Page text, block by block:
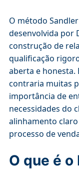
O método
desenvolvida por
construção de
qualificação
aberta e honesta.
contraria muitas
importância de
necessidades do
alinhamento
processo de
O que é